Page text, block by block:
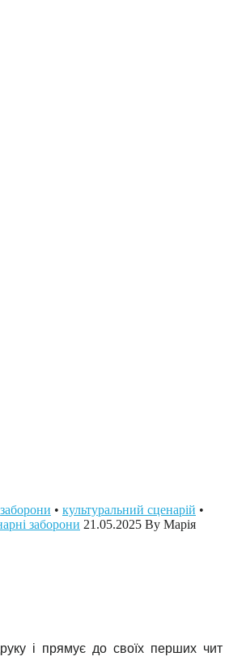
заборони • культуральний сценарій •
заборони 21.05.2025 By Марія
і прямує до своїх перших чит